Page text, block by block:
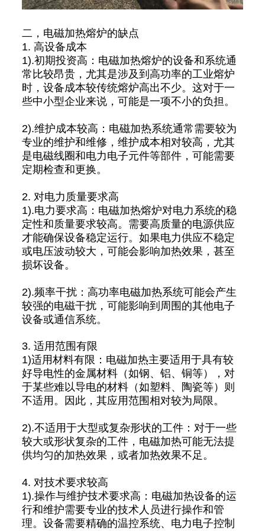
二，电磁加热熔炉的缺点
1. 高设备成本
1).初期投资高：电磁加热熔炉的设备和系统通
常比较昂贵，尤其是涉及到高功率的工业熔炉
时，设备成本较传统熔炉高出不少。这对于一
些中小型企业来说，可能是一项不小的负担。
2).维护成本较高：电磁加热系统通常需要较为
专业的维护和维修，维护成本相对较高，尤其
是电磁线圈和电力电子元件等部件，可能需要
定期检查和更换。
2. 对电力质量要求高
1).电力要求高：电磁加热熔炉对电力系统的稳
定性和质量要求较高。需要高质量的电源供应
才能确保设备稳定运行。如果电力供应不稳定
或电压波动较大，可能会影响加热效果，甚至
损坏设备。
2).频率干扰：高功率电磁加热系统可能会产生
较强的电磁干扰，可能影响到周围的其他电子
设备或通信系统。
3. 适用范围有限
1)适用材料有限：电磁加热主要适用于具有较
好导电性的金属材料（如钢、铝、铜等），对
于某些难以导电的材料（如塑料、陶瓷等）则
不适用。因此，其应用范围相对较为局限。
2).不适用于大型或复杂形状的工件：对于一些
较大或形状复杂的工件，电磁加热可能无法提
供均匀的加热效果，或者加热效果不足。
4. 对技术要求较高
1).操作与维护技术要求高：电磁加热设备的运
行和维护需要专业的技术人员进行操作和管
理。设备需要精确的温控系统、电力电子控制